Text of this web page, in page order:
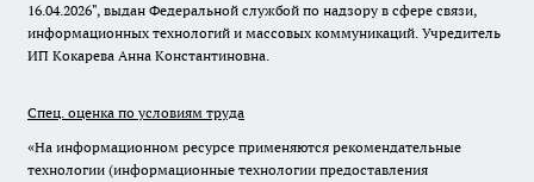
16.04.2026", выдан Федеральной службой по надзору в сфере связи,
информационных технологий и массовых коммуникаций. Учредитель
ИП Кокарева Анна Константиновна.
Спец. оценка по условиям труда
«На информационном ресурсе применяются рекомендательные
технологии (информационные технологии предоставления